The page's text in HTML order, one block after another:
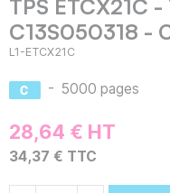
TPS ETCX21C
C13S050318 -
L1-ETCX21C
- 5000 pages
28,64 € HT
34,37 € TTC